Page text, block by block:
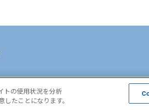
カテゴリを参照
分光光度計
トの使用状況を分析
たことになります。